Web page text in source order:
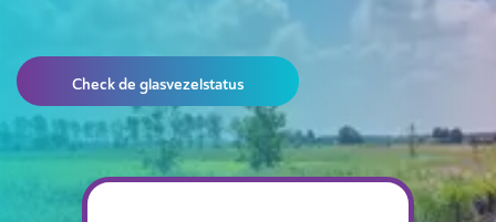
Check de glasvezelstatus